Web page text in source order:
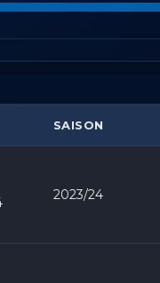
und Inhalten,
und
SAISON
2023/24